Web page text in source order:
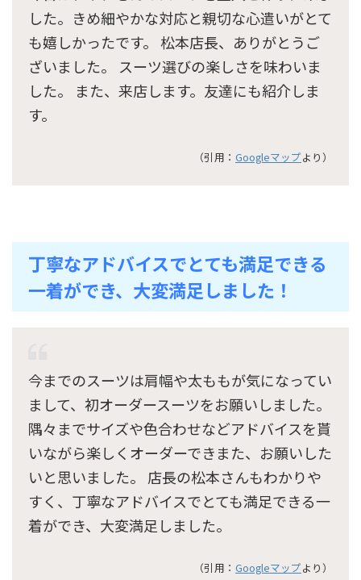
した。きめ細やかな対応と親切な心遣いがとて
も嬉しかったです。 松本店長、ありがとうご
ざいました。 スーツ選びの楽しさを味わいま
した。 また、来店します。友達にも紹介しま
す。
（引用： Googleマップより）
丁寧なアドバイスでとても満足できる
一着ができ、大変満足しました！
今までのスーツは肩幅や太ももが気になってい
まして、初オーダースーツをお願いしました。
隅々までサイズや色合わせなどアドバイスを貰
いながら楽しくオーダーできまた、お願いした
いと思いました。 店長の松本さんもわかりや
すく、丁寧なアドバイスでとても満足できる一
着ができ、大変満足しました。
（引用： Googleマップより）